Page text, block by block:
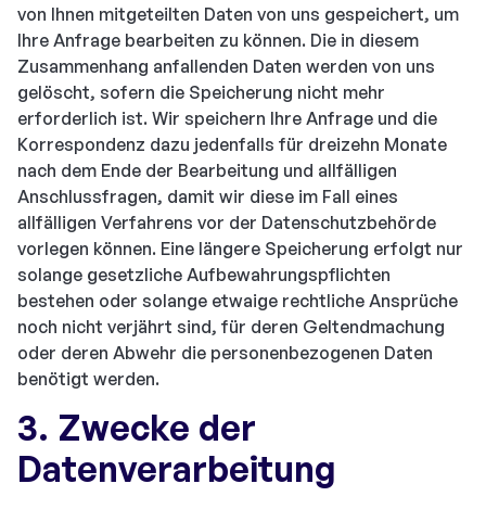
von Ihnen mitgeteilten Daten von uns gespeichert, um
Ihre Anfrage bearbeiten zu können. Die in diesem
Zusammenhang anfallenden Daten werden von uns
gelöscht, sofern die Speicherung nicht mehr
erforderlich ist. Wir speichern Ihre Anfrage und die
Korrespondenz dazu jedenfalls für dreizehn Monate
nach dem Ende der Bearbeitung und allfälligen
Anschlussfragen, damit wir diese im Fall eines
allfälligen Verfahrens vor der Datenschutzbehörde
vorlegen können. Eine längere Speicherung erfolgt nur
solange gesetzliche Aufbewahrungspflichten
bestehen oder solange etwaige rechtliche Ansprüche
noch nicht verjährt sind, für deren Geltendmachung
oder deren Abwehr die personenbezogenen Daten
benötigt werden.
3. Zwecke der
Datenverarbeitung